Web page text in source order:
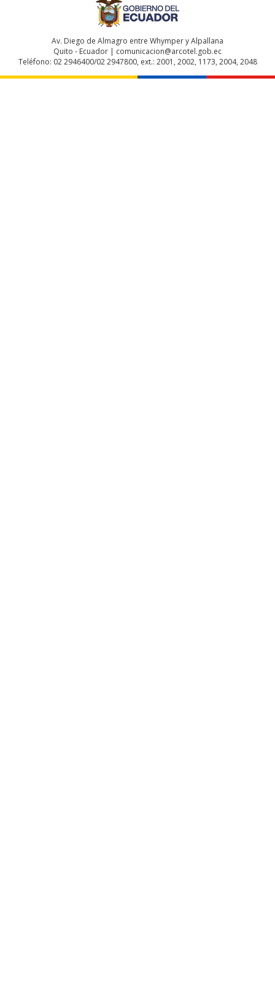
Av. Diego de Almagro entre Whymper y Alpallana
Quito - Ecuador | comunicacion@arcotel.gob.ec
Teléfono: 02 2946400/02 2947800, ext.: 2001, 2002, 1173, 2004, 2048